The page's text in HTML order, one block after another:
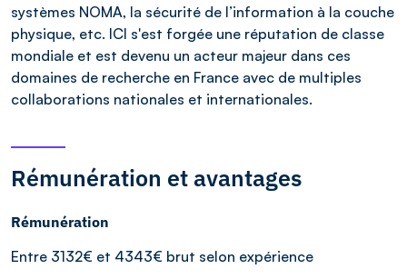
systèmes NOMA, la sécurité de l’information à la couche
physique, etc. ICI s'est forgée une réputation de classe
mondiale et est devenu un acteur majeur dans ces
domaines de recherche en France avec de multiples
collaborations nationales et internationales.
Rémunération et avantages
Rémunération
Entre 3132€ et 4343€ brut selon expérience